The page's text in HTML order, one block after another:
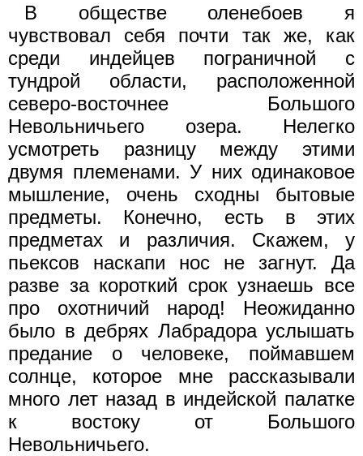
В обществе оленебоев я
чувствовал себя почти так же, как
среди индейцев пограничной с
тундрой области, расположенной
северо-восточнее Большого
Невольничьего озера. Нелегко
усмотреть разницу между этими
двумя племенами. У них одинаковое
мышление, очень сходны бытовые
предметы. Конечно, есть в этих
предметах и различия. Скажем, у
пьексов наскапи нос не загнут. Да
разве за короткий срок узнаешь все
про охотничий народ! Неожиданно
было в дебрях Лабрадора услышать
предание о человеке, поймавшем
солнце, которое мне рассказывали
много лет назад в индейской палатке
к востоку от Большого
Невольничьего.